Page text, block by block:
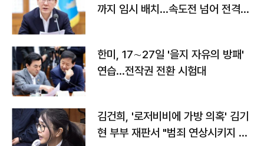
까지 임시 배치…속도전 넘어 전격
한미, 17∼27일 '을지 자유의 방패'
연습…전작권 전환 시험대
김건희, '로저비비에 가방 의혹' 김기
현 부부 재판서 "범죄 연상시키지 말